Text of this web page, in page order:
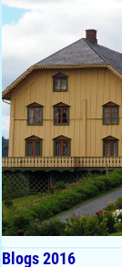
Blogs 2016